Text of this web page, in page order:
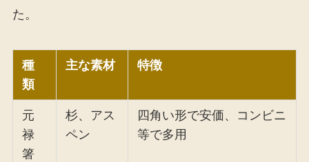
た。
種
類
主な素材 特徴
元
禄
箸
杉、アス
ペン
四角い形で安価、コンビニ
等で多用